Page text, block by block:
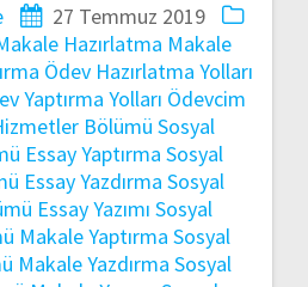
27 Temmuz 2019
Hazırlatma Makale
Ödev Hazırlatma Yolları
Yaptırma Yolları Ödevcim
Bölümü Sosyal
Essay Yaptırma Sosyal
Essay Yazdırma Sosyal
Essay Yazımı Sosyal
Makale Yaptırma Sosyal
Makale Yazdırma Sosyal